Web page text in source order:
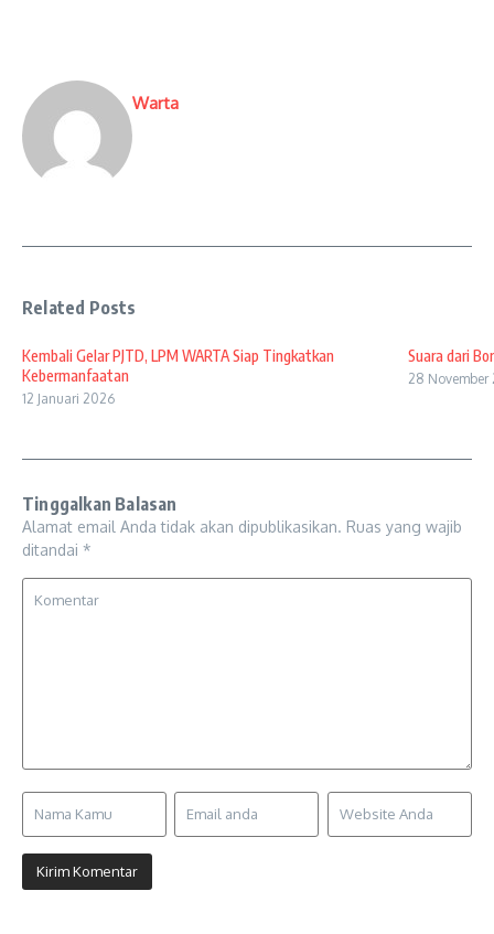
Warta
Related Posts
Kembali Gelar PJTD, LPM WARTA Siap Tingkatkan
Kebermanfaatan
12 Januari 2026
Suara dari
28 November
Tinggalkan Balasan
Alamat email Anda tidak akan dipublikasikan. Ruas yang wajib
ditandai *